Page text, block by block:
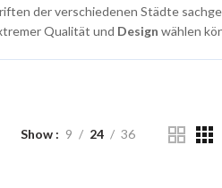
der verschiedenen Städte
Qualität und Design wählen
Show 9 24 36